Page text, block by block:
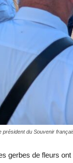
président du Souvenir
gerbes de fleurs